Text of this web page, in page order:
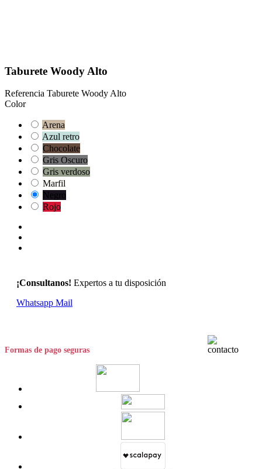
Taburete Woody Alto
Referencia Taburete Woody Alto
Color
Arena
Azul retro
Chocolate
Gris Oscuro
Gris verdoso
Marfil
Negro
Rojo
¡Consultanos! Expertos a tu disposición
Whatsapp Mail
Formas de pago seguras